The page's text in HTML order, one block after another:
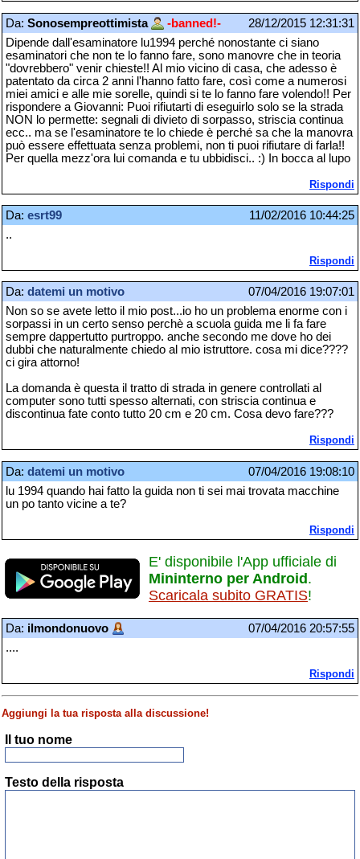
Da: Sonosempreottimista -banned!-
28/12/2015 12:31:31
Dipende dall'esaminatore lu1994 perché nonostante ci siano
esaminatori che non te lo fanno fare, sono manovre che in teoria
"dovrebbero" venir chieste!! Al mio vicino di casa, che adesso è
patentato da circa 2 anni l'hanno fatto fare, così come a numerosi
miei amici e alle mie sorelle, quindi si te lo fanno fare volendo!! Per
rispondere a Giovanni: Puoi rifiutarti di eseguirlo solo se la strada
NON lo permette: segnali di divieto di sorpasso, striscia continua
ecc.. ma se l'esaminatore te lo chiede è perché sa che la manovra
può essere effettuata senza problemi, non ti puoi rifiutare di farla!!
Per quella mezz'ora lui comanda e tu ubbidisci.. :) In bocca al lupo
Rispondi
Da: esrt99
11/02/2016 10:44:25
..
Rispondi
Da: datemi un motivo
07/04/2016 19:07:01
Non so se avete letto il mio post...io ho un problema enorme con i
sorpassi in un certo senso perchè a scuola guida me li fa fare
sempre dappertutto purtroppo. anche secondo me dove ho dei
dubbi che naturalmente chiedo al mio istruttore. cosa mi dice????
ci gira attorno!
La domanda è questa il tratto di strada in genere controllati al
computer sono tutti spesso alternati, con striscia continua e
discontinua fate conto tutto 20 cm e 20 cm. Cosa devo fare???
Rispondi
Da: datemi un motivo
07/04/2016 19:08:10
lu 1994 quando hai fatto la guida non ti sei mai trovata macchine
un po tanto vicine a te?
Rispondi
E' disponibile l'App ufficiale di
Mininterno per Android.
Scaricala subito GRATIS!
Da: ilmondonuovo
07/04/2016 20:57:55
....
Rispondi
Aggiungi la tua risposta alla discussione!
Il tuo nome
Testo della risposta